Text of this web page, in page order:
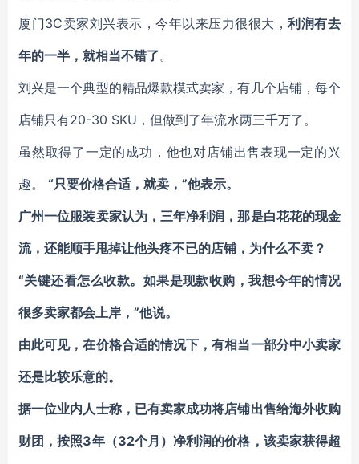
厦门3C卖家刘兴表示，今年以来压力很很大，利润有去
年的一半，就相当不错了。
刘兴是一个典型的精品爆款模式卖家，有几个店铺，每个
店铺只有20-30 SKU，但做到了年流水两三千万了。
虽然取得了一定的成功，他也对店铺出售表现一定的兴
趣。 “只要价格合适，就卖，”他表示。
广州一位服装卖家认为，三年净利润，那是白花花的现金
流，还能顺手甩掉让他头疼不已的店铺，为什么不卖？
“关键还看怎么收款。如果是现款收购，我想今年的情况
很多卖家都会上岸，”他说。
由此可见，在价格合适的情况下，有相当一部分中小卖家
还是比较乐意的。
据一位业内人士称，已有卖家成功将店铺出售给海外收购
财团，按照3年（32个月）净利润的价格， 该卖家获得超